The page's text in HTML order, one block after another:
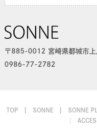
〒885-0012 宮崎県都城市
0986-77-2782
TOP SONNE SONNE